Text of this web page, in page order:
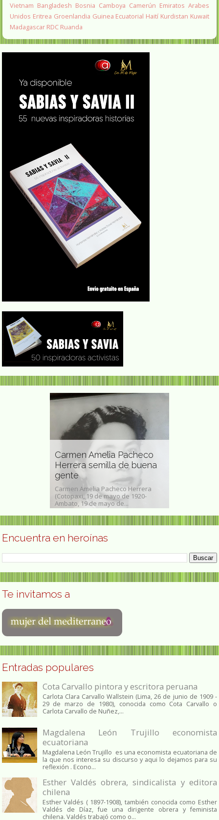
Vietnam Bangladesh Bosnia Camboya Camerún Emiratos Arabes
Unidos Eritrea Groenlandia Guinea Ecuatorial Haití Kurdistan Kuwait
Madagascar RDC Ruanda
Carmen Amelia Pacheco
Herrera semilla de buena
gente
Carmen Amelia Pacheco Herrera
(Cotopaxi, 19 de mayo de 1920-
Ambato, 19 de mayo de...
Encuentra en heroínas
Te invitamos a
Entradas populares
Cota Carvallo pintora y escritora peruana
Carlota Clara Carvallo Wallstein (Lima, 26 de junio de 1909 -
29 de marzo de 1980), conocida como Cota Carvallo o
Carlota Carvallo de Nuñez,...
Magdalena León Trujillo economista
ecuatoriana
Magdalena León Trujillo es una economista ecuatoriana de
la que nos interesa su discurso y aqui lo dejamos para su
reflexión . Econo...
Esther Valdés obrera, sindicalista y editora
chilena
Esther Valdés ( 1897-1908), también conocida como Esther
Valdés de Díaz, fue una dirigente obrera y feminista
chilena. Valdés trabajó como o...